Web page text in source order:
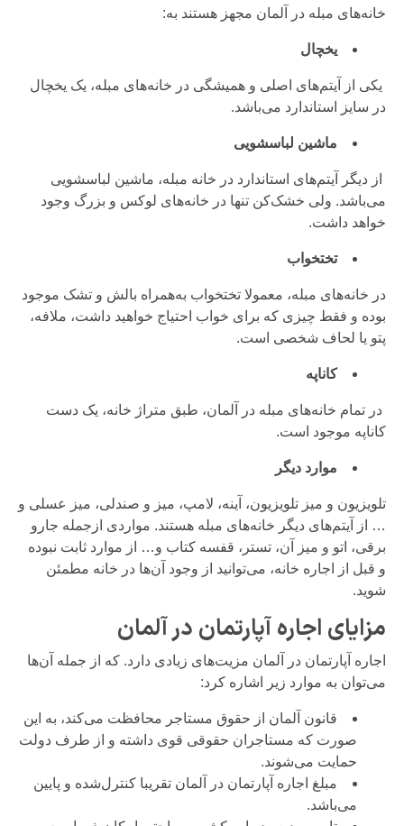
خانه‌های مبله در آلمان مجهز هستند به:
یخچال
یکی از آیتم‌های اصلی و همیشگی در خانه‌های مبله، یک یخچال
در سایز استاندارد می‌باشد.
ماشین لباسشویی
از دیگر آیتم‌های استاندارد در خانه مبله، ماشین لباسشویی
می‌باشد. ولی خشک‌کن تنها در خانه‌های لوکس و بزرگ وجود
خواهد داشت.
تختخواب
در خانه‌های مبله، معمولا تختخواب به‌همراه بالش و تشک موجود
بوده و فقط چیزی که برای خواب احتیاج خواهید داشت، ملافه،
پتو یا لحاف شخصی است.
کاناپه
در تمام خانه‌های مبله در آلمان، طبق متراژ خانه، یک دست
کاناپه موجود است.
موارد دیگر
تلویزیون و میز تلویزیون، آینه، لامپ، میز و صندلی، میز عسلی و
… از آیتم‌های دیگر خانه‌های مبله هستند. مواردی ازجمله جارو
برقی، اتو و میز آن، تستر، قفسه کتاب و… از موارد ثابت نبوده
و قبل از اجاره خانه، می‌توانید از وجود آن‌ها در خانه مطمئن
شوید.
مزایای اجاره آپارتمان در آلمان
اجاره آپارتمان در آلمان مزیت‌های زیادی دارد. که از جمله آن‌ها
می‌توان به موارد زیر اشاره کرد:
قانون آلمان از حقوق مستاجر محافظت می‌کند، به این
صورت که مستاجران حقوقی قوی داشته و از طرف دولت
حمایت می‌شوند.
مبلغ اجاره آپارتمان در آلمان تقریبا کنترل‌شده و پایین
می‌باشد.